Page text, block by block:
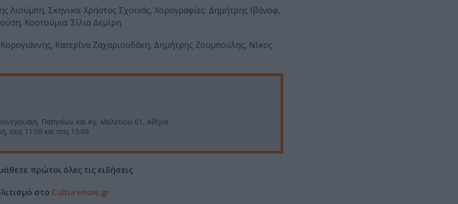
Λιούμπη, Σκηνικά: Χρήστος Σχοινάς, Χορογραφίες: Δημήτρης Ιβάνοφ,
Κοστούμια: Σίλια Δεμίρη.
Κατερίνα Ζαχαριουδάκη, Δημήτρης Ζουμπούλης, Νίκος
Πατησίων και Αγ. Μελετίου 61, Αθήνα
στις 11:00 και στις 15:00
πρώτοι όλες τις ειδήσεις
στο Culturenow.gr